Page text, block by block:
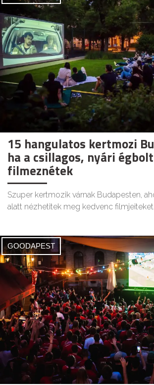
15 hangulatos kertmozi
ha a csillagos, nyári
filmeznétek
Szuper kertmozik várnak Budapesten,
alatt nézhetitek meg kedvenc filmjeiteket.
GOODAPEST